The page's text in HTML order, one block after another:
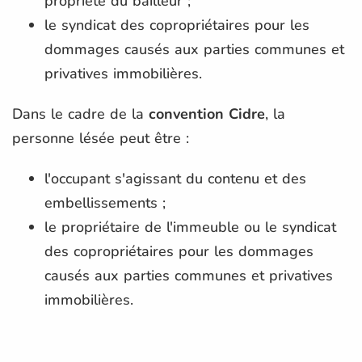
le syndicat des copropriétaires pour les
dommages causés aux parties communes et
privatives immobilières.
Dans le cadre de la convention Cidre, la
personne lésée peut être :
l'occupant s'agissant du contenu et des
embellissements ;
le propriétaire de l'immeuble ou le syndicat
des copropriétaires pour les dommages
causés aux parties communes et privatives
immobilières.